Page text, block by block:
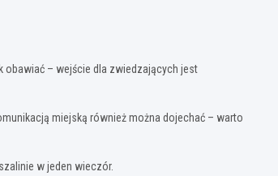
obawiać – wejście dla zwiedzających jest
miejską również można dojechać – warto
w jeden wieczór.